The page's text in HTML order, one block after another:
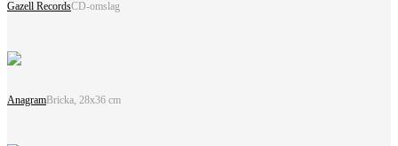
Gazell RecordsCD-omslag
AnagramBricka, 28x36 cm